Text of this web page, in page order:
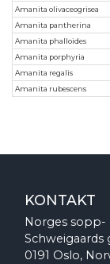
Amanita olivaceogrisea
Amanita pantherina
Amanita phalloides
Amanita porphyria
Amanita regalis
Amanita rubescens
KONTAKT
Norges
Schweigaards
0191 Oslo,